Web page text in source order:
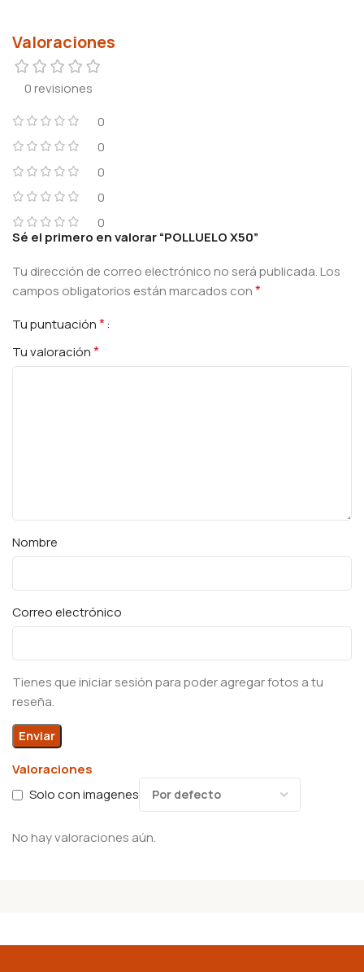
Valoraciones
0 revisiones
0
0
0
0
0
Valoraciones
Solo con imagenes
No hay valoraciones aún.
Sé el primero en valorar “POLLUELO X50”
Tu dirección de correo electrónico no será publicada.Los
campos obligatorios están marcados con*
Tu puntuación*
Tu valoración*
Nombre
Correo electrónico
Tienes que iniciar sesión para poder agregar fotos a tu
reseña.